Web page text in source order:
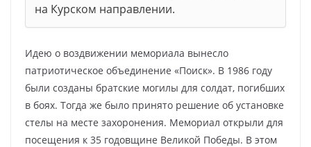
на Курском направлении.
Идею о воздвижении мемориала вынесло
патриотическое объединение «Поиск». В 1986 году
были созданы братские могилы для солдат, погибших
в боях. Тогда же было принято решение об установке
стелы на месте захоронения. Мемориал открыли для
посещения к 35 годовщине Великой Победы. В этом